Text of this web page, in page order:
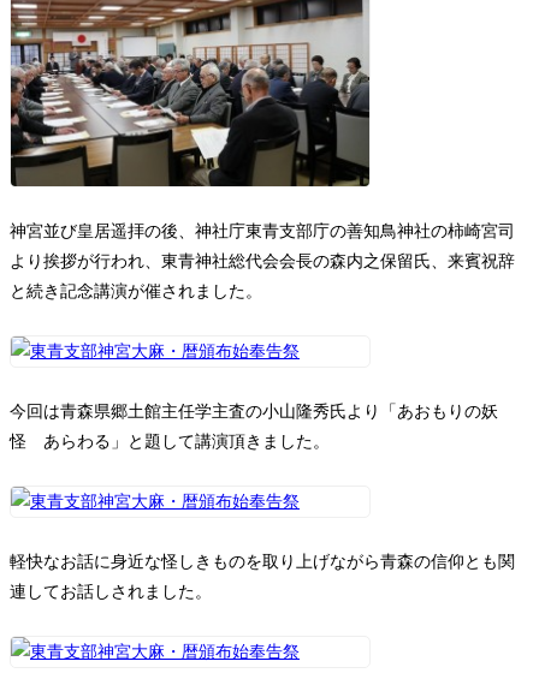
神宮並び皇居遥拝の後、神社庁東青支部庁の善知鳥神社の柿崎宮司
より挨拶が行われ、東青神社総代会会長の森内之保留氏、来賓祝辞
と続き記念講演が催されました。
今回は青森県郷土館主任学主査の小山隆秀氏より「あおもりの妖
怪 あらわる」と題して講演頂きました。
軽快なお話に身近な怪しきものを取り上げながら青森の信仰とも関
連してお話しされました。